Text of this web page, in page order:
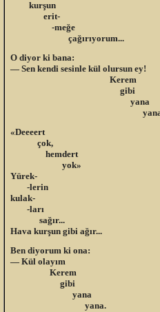
kurşun
erit-
-meğe
çağırıyorum...
O diyor ki bana:
— Sen kendi sesinle kül olursun ey!
Kerem
gibi
yana
«Deeeert
çok,
hemdert
yok»
Yürek-
-lerin
kulak-
-ları
sağır...
Hava kurşun gibi ağır...
Ben diyorum ki ona:
— Kül olayım
Kerem
gibi
yana
yana.